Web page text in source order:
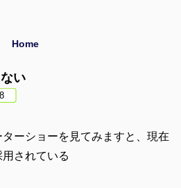
Home
い
8
ショーを見てみますと、現在
されている